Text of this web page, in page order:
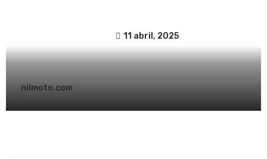
nilmoto.com
11 abril, 2025